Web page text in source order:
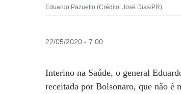
Eduardo Pazuello (Crédito: José Dias/PR)
22/05/2020 - 7:00
Interino na Saúde, o general
receitada por Bolsonaro, que não é